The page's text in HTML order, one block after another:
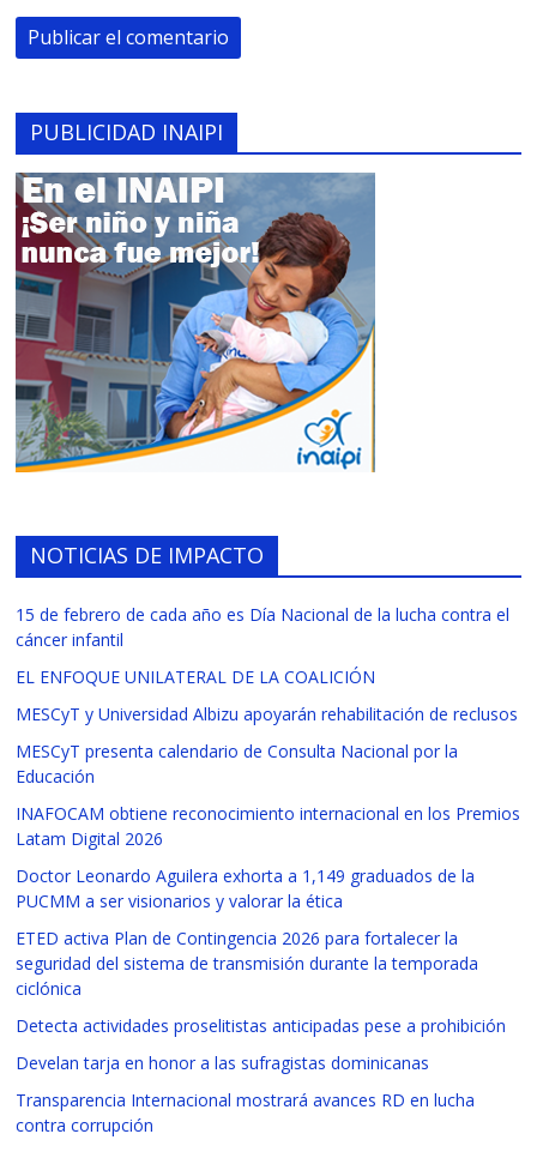
PUBLICIDAD INAIPI
NOTICIAS DE IMPACTO
15 de febrero de cada año es Día Nacional de la lucha contra el
cáncer infantil
EL ENFOQUE UNILATERAL DE LA COALICIÓN
MESCyT y Universidad Albizu apoyarán rehabilitación de reclusos
MESCyT presenta calendario de Consulta Nacional por la
Educación
INAFOCAM obtiene reconocimiento internacional en los Premios
Latam Digital 2026
Doctor Leonardo Aguilera exhorta a 1,149 graduados de la
PUCMM a ser visionarios y valorar la ética
ETED activa Plan de Contingencia 2026 para fortalecer la
seguridad del sistema de transmisión durante la temporada
ciclónica
Detecta actividades proselitistas anticipadas pese a prohibición
Develan tarja en honor a las sufragistas dominicanas
Transparencia Internacional mostrará avances RD en lucha
contra corrupción